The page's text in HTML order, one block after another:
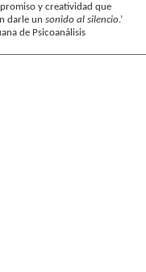
y creatividad que
darle un sonido al silencio.’
de Psicoanálisis